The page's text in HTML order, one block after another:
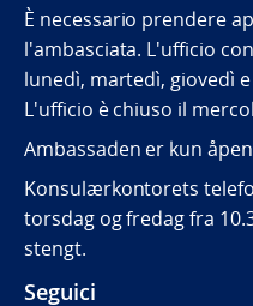
È necessario prendere
l'ambasciata. L'ufficio
lunedì, martedì, giovedì
L'ufficio è chiuso il
Ambassaden er kun
Konsulærkontorets
torsdag og fredag fra
stengt.
Seguici